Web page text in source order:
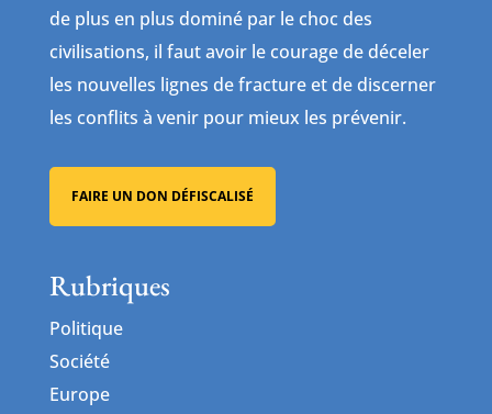
de plus en plus dominé par le choc des
civilisations, il faut avoir le courage de déceler
les nouvelles lignes de fracture et de discerner
les conflits à venir pour mieux les prévenir.
FAIRE UN DON DÉFISCALISÉ
Rubriques
Politique
Société
Europe